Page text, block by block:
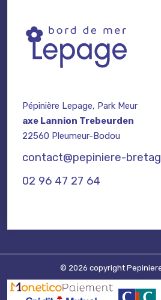
Pépinière Lepage, Park Meur
axe Lannion Trebeurden
22560 Pleumeur-Bodou
contact@pepiniere-
02 96 47 27 64
© 2026 copyright